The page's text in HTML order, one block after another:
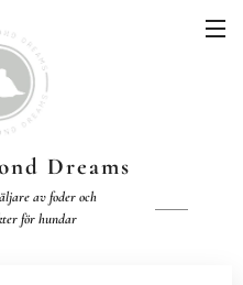
Dreams
av foder och
för hundar